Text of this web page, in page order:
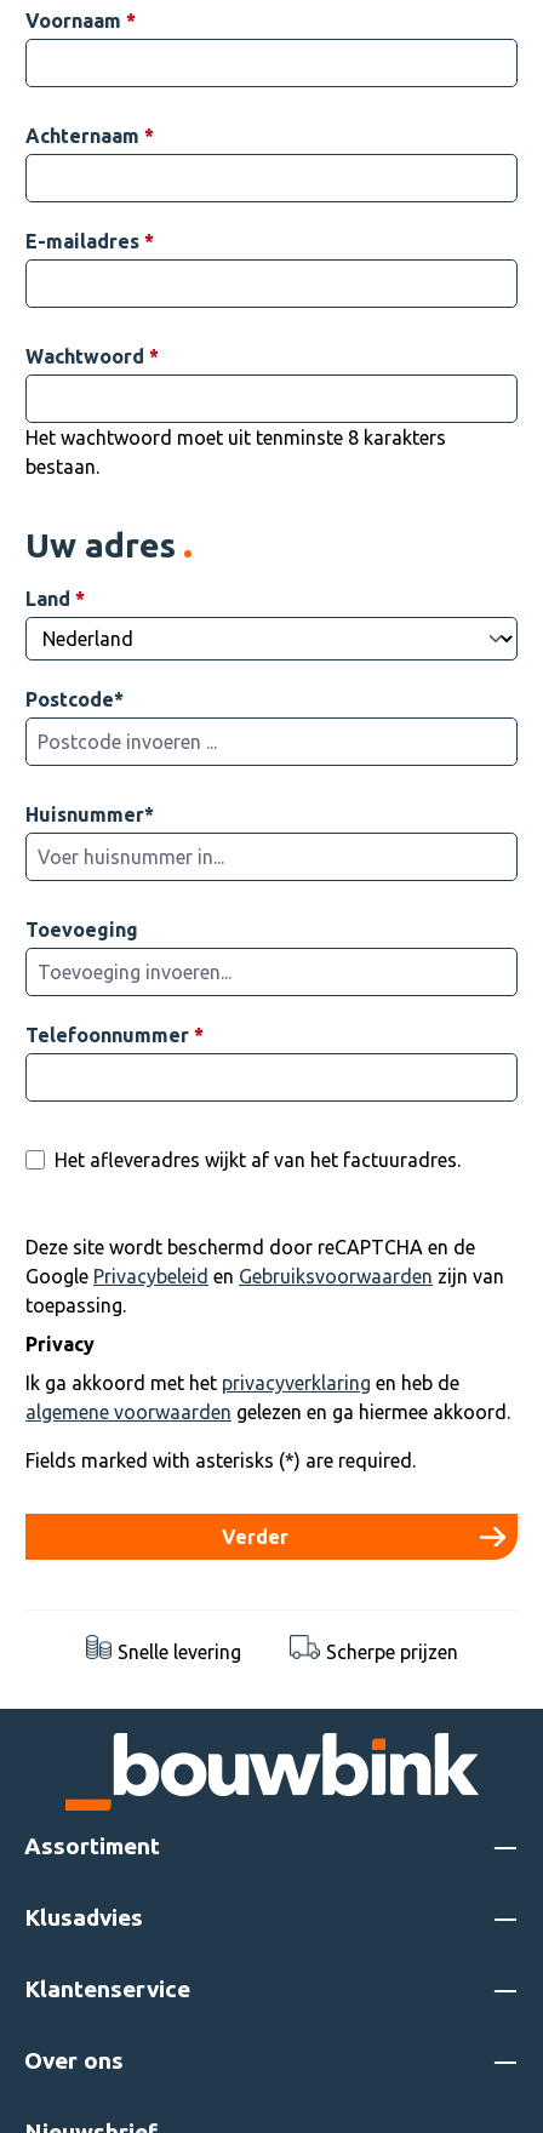
Voornaam *
Achternaam *
E-mailadres *
Wachtwoord *
Het wachtwoord moet uit tenminste 8 karakters
bestaan.
Uw adres
Land *
Postcode*
Huisnummer*
Toevoeging
Telefoonnummer *
Het afleveradres wijkt af van het factuuradres.
Deze site wordt beschermd door reCAPTCHA en de
Google Privacybeleid en Gebruiksvoorwaarden zijn van
toepassing.
Privacy
Ik ga akkoord met het privacyverklaring en heb de
algemene voorwaarden gelezen en ga hiermee akkoord.
Fields marked with asterisks (*) are required.
Verder
Snelle levering Scherpe prijzen
Assortiment
Klusadvies
Klantenservice
Over ons